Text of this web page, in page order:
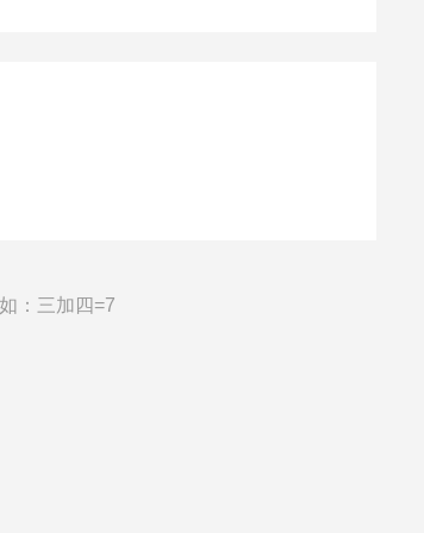
：三加四=7